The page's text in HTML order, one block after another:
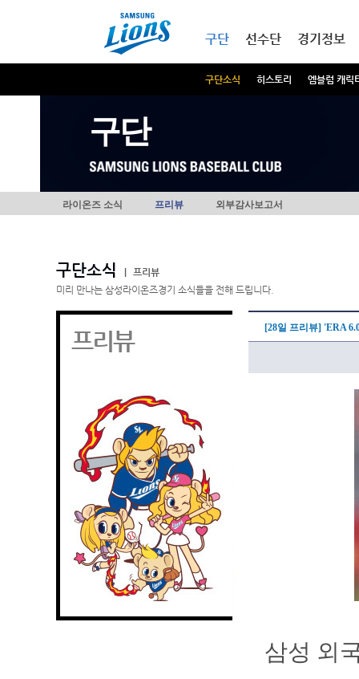
구단
구단소식 히스토리 엠블럼 캐릭
선수단 경기정보
구단
라이온즈 소식 프리뷰 외부감사보고서
구단소식
프리뷰
미리 만나는 삼성라이온즈경기 소식들을 전해 드립니다.
프리뷰 [28일 프리뷰] 'ERA
삼성 외